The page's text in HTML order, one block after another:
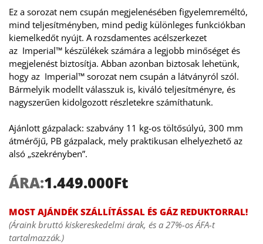
Ez a sorozat nem csupán megjelenésében figyelemreméltó,
mind teljesítményben, mind pedig különleges funkciókban
kiemelkedőt nyújt. A rozsdamentes acélszerkezet
az  Imperial™ készülékek számára a legjobb minőséget és
megjelenést biztosítja. Abban azonban biztosak lehetünk,
hogy az  Imperial™ sorozat nem csupán a látványról szól.
Bármelyik modellt válasszuk is, kiváló teljesítményre, és
nagyszerűen kidolgozott részletekre számíthatunk.
Ajánlott gázpalack: szabvány 11 kg-os töltősúlyú, 300 mm
átmérőjű, PB gázpalack, mely praktikusan elhelyezhető az
alsó „szekrényben”.
ÁRA:1.449.000Ft
MOST AJÁNDÉK SZÁLLÍTÁSSAL ÉS GÁZ REDUKTORRAL!
(Áraink bruttó kiskereskedelmi árak, és a 27%-os ÁFA-t
tartalmazzák.)